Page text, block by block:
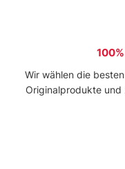
Wir wählen die
Originalprodukte